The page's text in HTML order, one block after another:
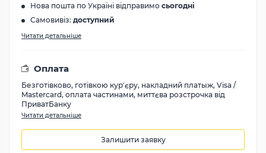
Нова пошта по Україні відправимо сьогодні
Самовивіз: доступний
Читати детальніше
Оплата
Безготівково, готівкою кур'єру, накладний платыж, Visa /
Mastercard, оплата частинами, миттєва розстрочка від
ПриватБанку
Читати детальніше
Залишити заявку